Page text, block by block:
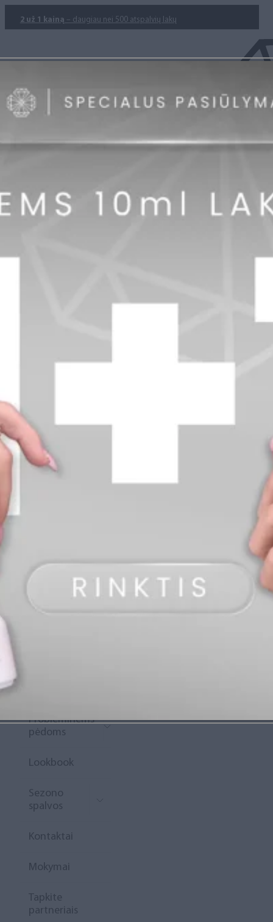
2 už 1 kainą – daugiau nei 500 atspalvių lakų
info@diamondline.lt
Prisijungti
Rewards“
Probleminėms
pėdoms
Lookbook
Sezono
spalvos
Kontaktai
Mokymai
Tapkite
partneriais